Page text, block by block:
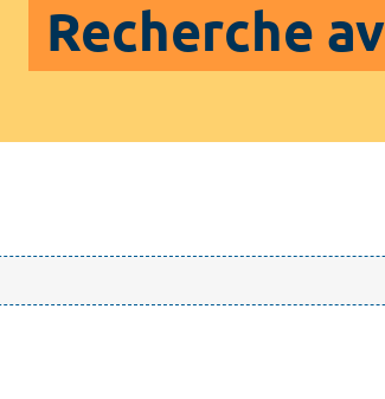
Recherche